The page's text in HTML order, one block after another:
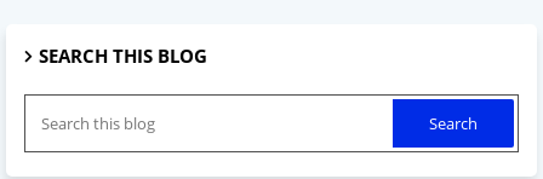
SEARCH THIS BLOG